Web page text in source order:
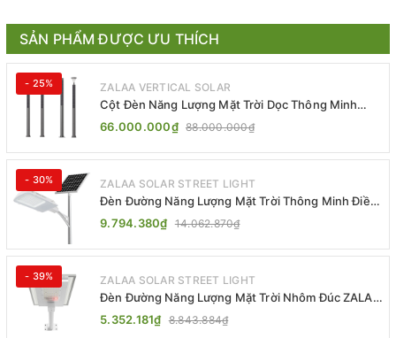
SẢN PHẨM ĐƯỢC ƯU THÍCH
- 25% ZALAA VERTICAL SOLAR
Cột Đèn Năng Lượng Mặt Trời Dọc Thông Minh
ZSR-YYDS-360 | ZALAA Jsc
66.000.000₫ 88.000.000₫
- 30% ZALAA SOLAR STREET LIGHT
Đèn Đường Năng Lượng Mặt Trời Thông Minh Điều
Khiển MPPT ZL-GMX01 ZALAA
9.794.380₫ 14.062.870₫
- 39% ZALAA SOLAR STREET LIGHT
Đèn Đường Năng Lượng Mặt Trời Nhôm Đúc ZALAA
ZL-BWH Cao Cấp IP65
5.352.181₫ 8.843.884₫